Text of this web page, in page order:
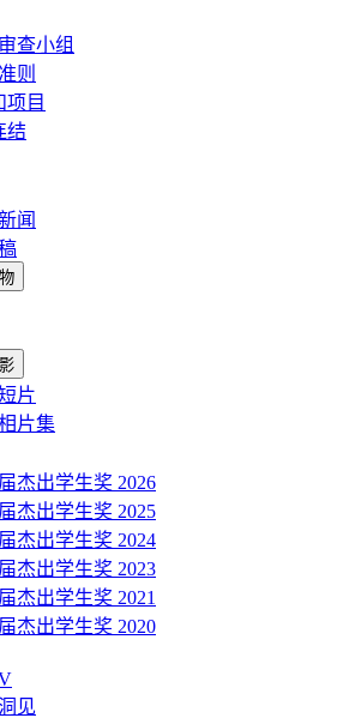
查小组
则
项目
结
闻
片
片集
杰出学生奖 2026
杰出学生奖 2025
杰出学生奖 2024
杰出学生奖 2023
杰出学生奖 2021
杰出学生奖 2020
见